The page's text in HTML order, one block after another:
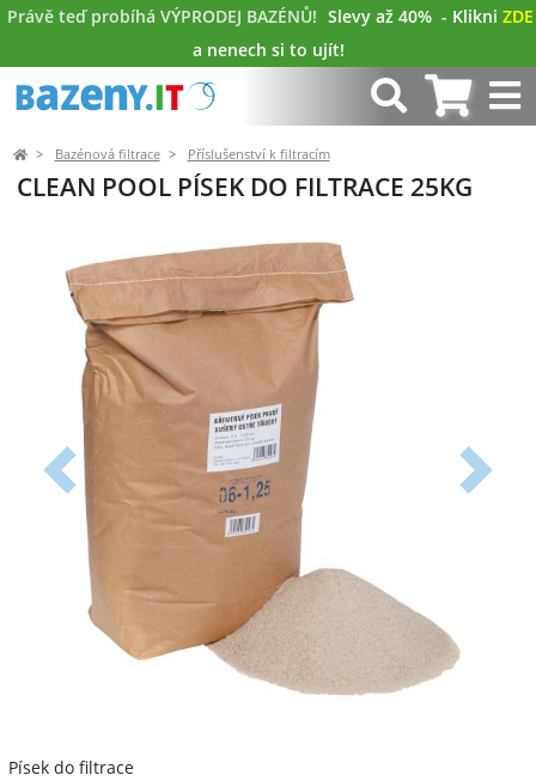
Právě teď probíhá VÝPRODEJ BAZÉNŮ! Slevy až 40% - Klikni ZDE
a nenech si to ujít!
Bazénová filtrace Příslušenství k filtracím
CLEAN POOL PÍSEK DO FILTRACE 25KG
Předchozí Další
Písek do filtrace